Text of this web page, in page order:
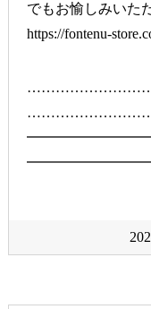
でもお愉しみいた
https://fontenu-